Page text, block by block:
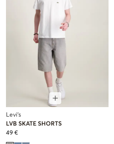
Levi's
LVB SKATE SHORTS
49 €